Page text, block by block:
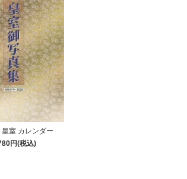
室 カレンダー
円(税込)